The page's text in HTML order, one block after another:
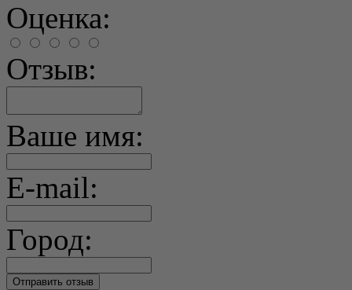
Оценка:
Отзыв:
Ваше имя:
E-mail:
Город: